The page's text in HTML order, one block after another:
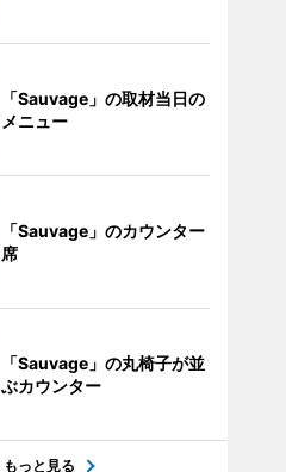
「Sauvage」の取材当日の
メニュー
「Sauvage」のカウンター
席
「Sauvage」の丸椅子が並
ぶカウンター
もっと見る